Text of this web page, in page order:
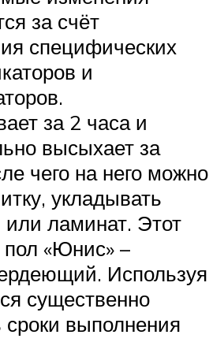
за счёт
специфических
и
за 2 часа и
высыхает за
чего на него можно
укладывать
ламинат. Этот
«Юнис» –
Используя
существенно
сроки выполнения